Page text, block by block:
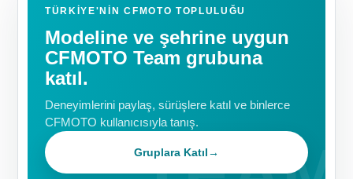
TÜRKIYE'NIN CFMOTO TOPLULUĞU
Modeline ve şehrine uygun
CFMOTO Team grubuna
katıl.
Deneyimlerini paylaş, sürüşlere katıl ve binlerce
CFMOTO kullanıcısıyla tanış.
Gruplara Katıl→